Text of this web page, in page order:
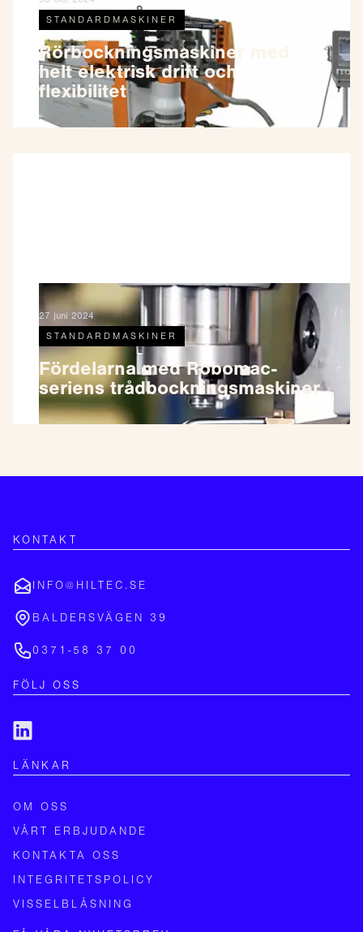
STANDARDMASKINER
Rörbockningsmaskiner med
helt elektrisk drift och
flexibilitet
27 juni 2024
STANDARDMASKINER
Fördelarna med Robomac-
seriens trådbockningsmaskiner
KONTAKT
INFO@HILTEC.SE
BALDERSVÄGEN 39
0371-58 37 00
FÖLJ OSS
LÄNKAR
OM OSS
VÅRT ERBJUDANDE
KONTAKTA OSS
INTEGRITETSPOLICY
VISSELBLÅSNING